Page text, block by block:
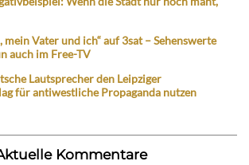
mein Vater und ich“ auf 3sat – Sehenswerte
auch im Free-TV
Lautsprecher den Leipziger
für antiwestliche Propaganda nutzen
Kommentare